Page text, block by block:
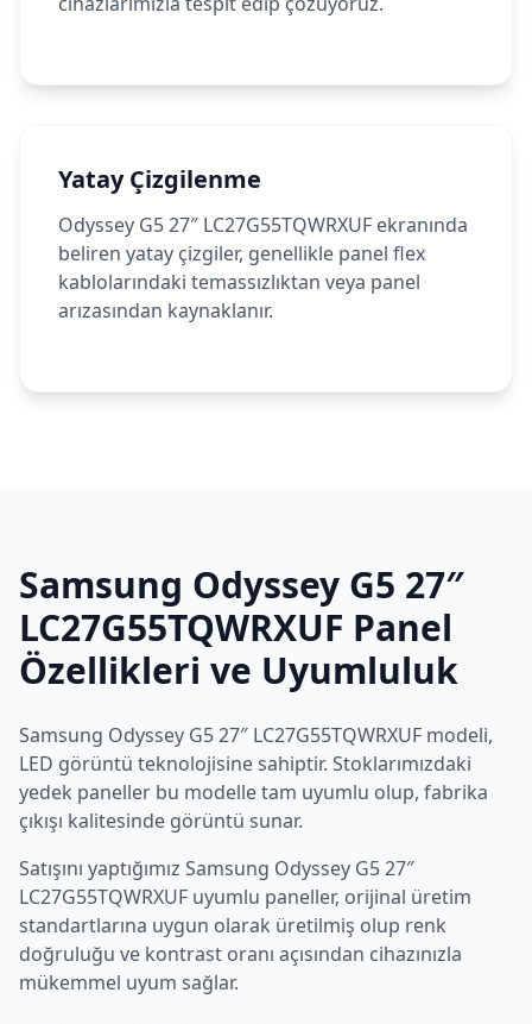
Yatay Çizgilenme
Odyssey G5 27″ LC27G55TQWRXUF ekranında
beliren yatay çizgiler, genellikle panel flex
kablolarındaki temassızlıktan veya panel
arızasından kaynaklanır.
Samsung Odyssey G5 27″
LC27G55TQWRXUF Panel
Özellikleri ve Uyumluluk
Samsung Odyssey G5 27″ LC27G55TQWRXUF modeli,
LED görüntü teknolojisine sahiptir. Stoklarımızdaki
yedek paneller bu modelle tam uyumlu olup, fabrika
çıkışı kalitesinde görüntü sunar.
Satışını yaptığımız Samsung Odyssey G5 27″
LC27G55TQWRXUF uyumlu paneller, orijinal üretim
standartlarına uygun olarak üretilmiş olup renk
doğruluğu ve kontrast oranı açısından cihazınızla
mükemmel uyum sağlar.